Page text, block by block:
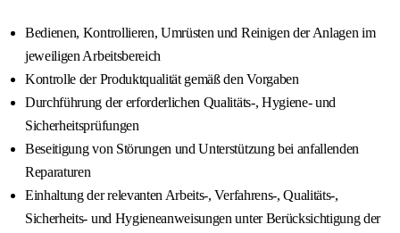
Bedienen, Kontrollieren, Umrüsten und Reinigen der Anlagen im
jeweiligen Arbeitsbereich
Kontrolle der Produktqualität gemäß den Vorgaben
Durchführung der erforderlichen Qualitäts-, Hygiene- und
Sicherheitsprüfungen
Beseitigung von Störungen und Unterstützung bei anfallenden
Reparaturen
Einhaltung der relevanten Arbeits-, Verfahrens-, Qualitäts-,
Sicherheits- und Hygieneanweisungen unter Berücksichtigung der